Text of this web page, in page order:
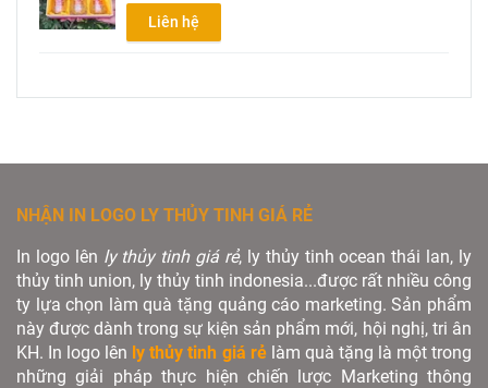
Liên hệ
NHẬN IN LOGO LY THỦY TINH GIÁ RẺ
In logo lên ly thủy tinh giá rẻ, ly thủy tinh ocean thái lan, ly
thủy tinh union, ly thủy tinh indonesia...được rất nhiều công
ty lựa chọn làm quà tặng quảng cáo marketing. Sản phẩm
này được dành trong sự kiện sản phẩm mới, hội nghị, tri ân
KH. In logo lên ly thủy tinh giá rẻlàm quà tặng là một trong
những giải pháp thực hiện chiến lược Marketing thông